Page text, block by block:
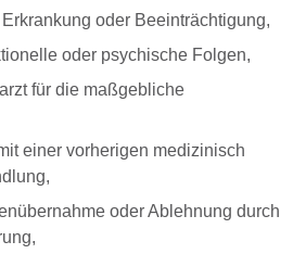
oder Beeinträchtigung,
oder psychische Folgen,
für die maßgebliche
einer vorherigen medizinisch
oder Ablehnung durch